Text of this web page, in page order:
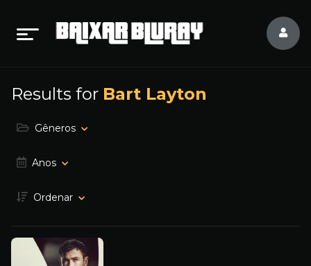
Results for Bart Layton
Gêneros
Anos
Ordenar